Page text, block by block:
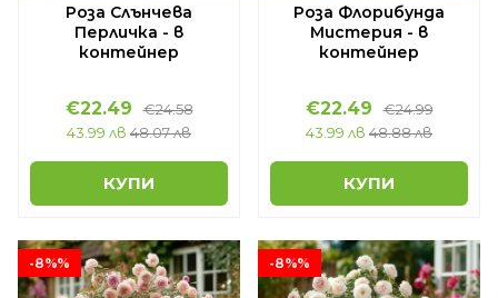
Роза Слънчева
Перличка - в
контейнер
€22.49
€24.58
43.99 лв 48.07 лв
КУПИ
Роза Флорибунда
Мистерия - в
контейнер
€22.49
€24.99
43.99 лв 48.88 лв
КУПИ
-8%% -8%%